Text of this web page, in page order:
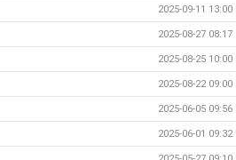
2025-09-11 13:00
2025-08-27 08:17
2025-08-25 10:00
2025-08-22 09:00
2025-06-05 09:56
2025-06-01 09:32